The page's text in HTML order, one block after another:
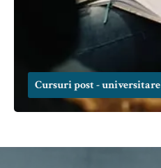
Cursuri post - universitare